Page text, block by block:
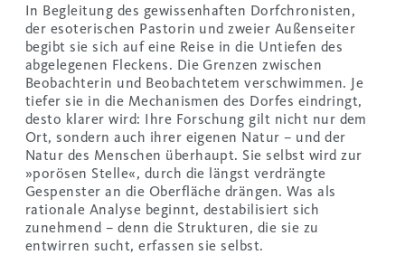
In Begleitung des gewissenhaften Dorfchronisten,
der esoterischen Pastorin und zweier Außenseiter
begibt sie sich auf eine Reise in die Untiefen des
abgelegenen Fleckens. Die Grenzen zwischen
Beobachterin und Beobachtetem verschwimmen. Je
tiefer sie in die Mechanismen des Dorfes eindringt,
desto klarer wird: Ihre Forschung gilt nicht nur dem
Ort, sondern auch ihrer eigenen Natur – und der
Natur des Menschen überhaupt. Sie selbst wird zur
»porösen Stelle«, durch die längst verdrängte
Gespenster an die Oberfläche drängen. Was als
rationale Analyse beginnt, destabilisiert sich
zunehmend – denn die Strukturen, die sie zu
entwirren sucht, erfassen sie selbst.